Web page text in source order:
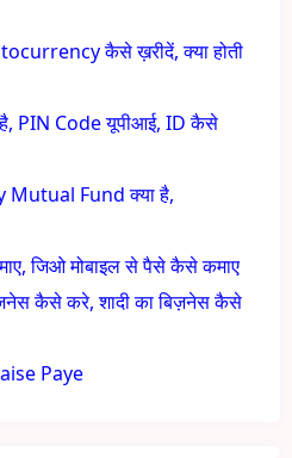
कैसे ख़रीदें, क्या होती
PIN Code यूपीआई, ID कैसे
Mutual Fund क्या है,
जिओ मोबाइल से पैसे कैसे कमाए
कैसे करे, शादी का बिज़नेस कैसे
Paye